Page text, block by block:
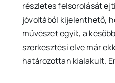
részletes felsorolását
jóvoltából kijelenthető,
művészet egyik, a
szerkesztési elve már
határozottan kialakult.